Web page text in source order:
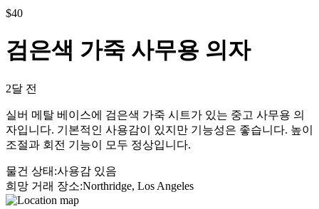
$40
검은색 가죽 사무용 의자
2달 전
실버 메탈 베이스에 검은색 가죽 시트가 있는 중고 사무용 의
자입니다. 기본적인 사용감이 있지만 기능성은 좋습니다. 높이
조절과 회전 기능이 모두 정상입니다.
물건 상태 :사용감 있음
희망 거래 장소:Northridge, Los Angeles